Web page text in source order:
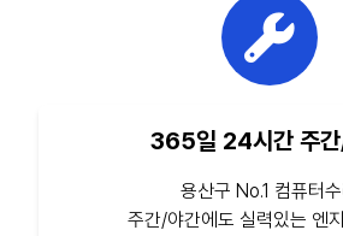
365일 24시간 주
용산구 No.1 컴퓨터
주간/야간에도 실력있는 엔